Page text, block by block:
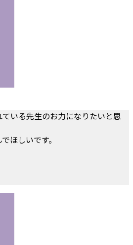
いる先生のお力になりたいと思
ほしいです。